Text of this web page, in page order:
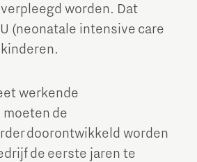
worden. Dat
(neonatale intensive care
werkende
de
doorontwikkeld worden
de eerste jaren te